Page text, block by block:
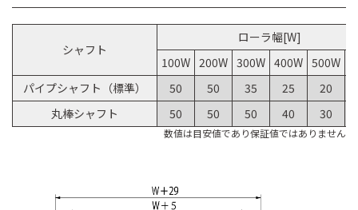
シャフト
ローラ幅[W]
100W 200W 300W 400W 500W
パイプシャフト（標準）
50 50 35 25 20
丸棒シャフト
50 50 50 40 30
数値は目安値であり保証値ではありません